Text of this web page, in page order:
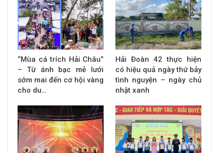
“Mùa cá trích Hải Châu”
– Từ ánh bạc mẻ lưới
sớm mai đến cơ hội vàng
cho du…
Hải Đoàn 42 thực hiện
có hiệu quả ngày thứ bảy
tình nguyện – ngày chủ
nhật xanh